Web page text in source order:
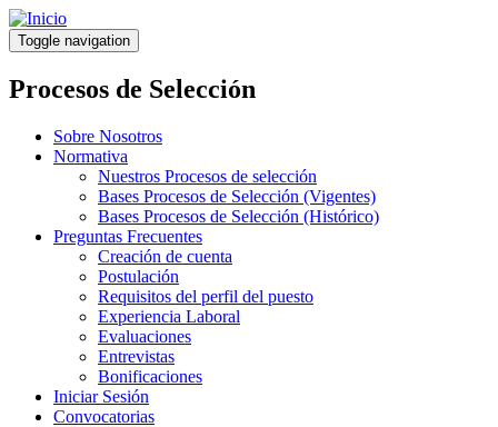
Pasar
al
contenido
principal
Toggle navigation
Procesos de Selección
Sobre Nosotros
Normativa
Nuestros Procesos de selección
Bases Procesos de Selección (Vigentes)
Bases Procesos de Selección (Histórico)
Preguntas Frecuentes
Creación de cuenta
Postulación
Requisitos del perfil del puesto
Experiencia Laboral
Evaluaciones
Entrevistas
Bonificaciones
Iniciar Sesión
Convocatorias